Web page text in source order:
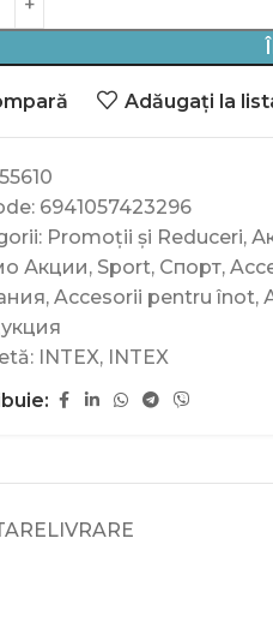
Adăugați la
55610
6941057423296
Promoții și Reduceri,
Акции, Sport, Спорт,
, Accesorii pentru înot,
INTEX, INTEX
LIVRARE